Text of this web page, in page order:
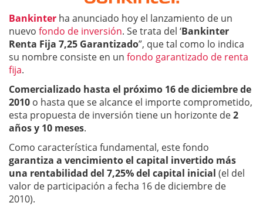
Bankinter ha anunciado hoy el lanzamiento de un
nuevo fondo de inversión. Se trata del ‘Bankinter
Renta Fija 7,25 Garantizado”, que tal como lo indica
su nombre consiste en un fondo garantizado de renta
fija.
Comercializado hasta el próximo 16 de diciembre de
2010 o hasta que se alcance el importe comprometido,
esta propuesta de inversión tiene un horizonte de2
años y 10 meses.
Como característica fundamental, este fondo
garantiza a vencimiento el capital invertido más
una rentabilidad del 7,25% del capital inicial (el del
valor de participación a fecha 16 de diciembre de
2010).